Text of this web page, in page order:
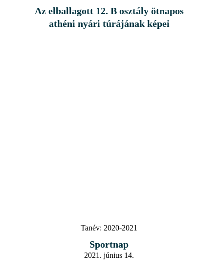
Az elballagott 12. B osztály ötnapos
athéni nyári túrájának képei
Tanév: 2020-2021
Sportnap
2021. június 14.